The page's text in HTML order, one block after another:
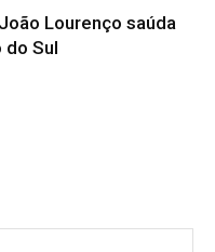
Lourenço saúda
do Sul